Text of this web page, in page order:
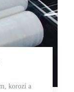
korozí a